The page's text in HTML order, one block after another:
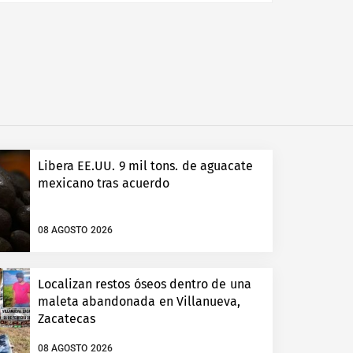
Libera EE.UU. 9 mil tons. de aguacate
mexicano tras acuerdo
08 AGOSTO 2026
Localizan restos óseos dentro de una
maleta abandonada en Villanueva,
Zacatecas
08 AGOSTO 2026